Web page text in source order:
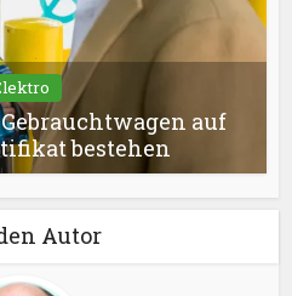
auf
bestehen
Autor